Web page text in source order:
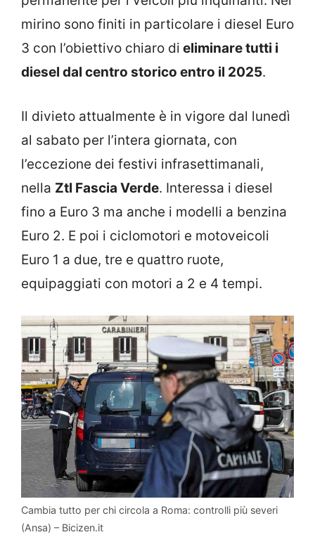
mirino sono finiti in particolare i diesel Euro
3 con l’obiettivo chiaro di eliminare tutti i
diesel dal centro storico entro il 2025.
Il divieto attualmente è in vigore dal lunedì
al sabato per l’intera giornata, con
l’eccezione dei festivi infrasettimanali,
nella Ztl Fascia Verde. Interessa i diesel
fino a Euro 3 ma anche i modelli a benzina
Euro 2. E poi i ciclomotori e motoveicoli
Euro 1 a due, tre e quattro ruote,
equipaggiati con motori a 2 e 4 tempi.
Cambia tutto per chi circola a Roma: controlli più severi
(Ansa) – Bicizen.it